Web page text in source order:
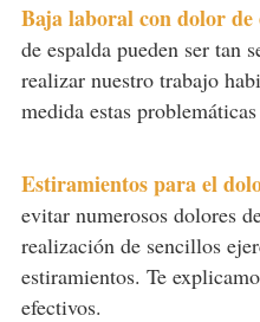
Baja laboral con dolor de
de espalda pueden ser tan
realizar nuestro trabajo
medida estas
Estiramientos para el
evitar numerosos dolores
realización de sencillos
estiramientos. Te
efectivos.